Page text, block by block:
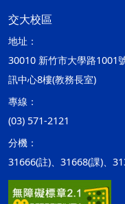
交大校區
地址：
30010 新竹市大學路1001
訊中心8樓(教務長室)
專線：
(03) 571-2121
分機：
31666(註)、31668(課)、